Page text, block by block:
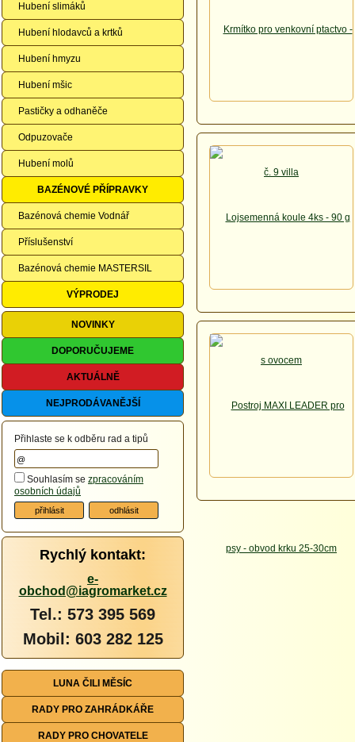
Hubení slimáků
Hubení hlodavců a krtků
Hubení hmyzu
Hubení mšic
Pastičky a odhaněče
Odpuzovače
Hubení molů
BAZÉNOVÉ PŘÍPRAVKY
Bazénová chemie Vodnář
Příslušenství
Bazénová chemie MASTERSIL
VÝPRODEJ
NOVINKY
DOPORUČUJEME
AKTUÁLNĚ
NEJPRODÁVANĚJŠÍ
Přihlaste se k odběru rad a tipů
Souhlasím se zpracováním
osobních údajů
Rychlý kontakt:
e-
obchod@iagromarket.cz
Tel.: 573 395 569
Mobil: 603 282 125
LUNA ČILI MĚSÍC
RADY PRO ZAHRÁDKÁŘE
RADY PRO CHOVATELE